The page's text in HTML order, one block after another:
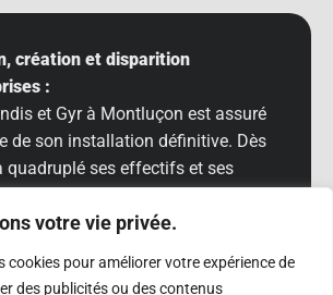
votre vie privée.
cookies pour améliorer votre expérience de
des publicités ou des contenus
création et disparition
:
et Gyr à Montluçon est assuré
de son installation définitive. Dès
quadruplé ses effectifs et ses
électriques et 50 000
l’électrification du pays. EDF en